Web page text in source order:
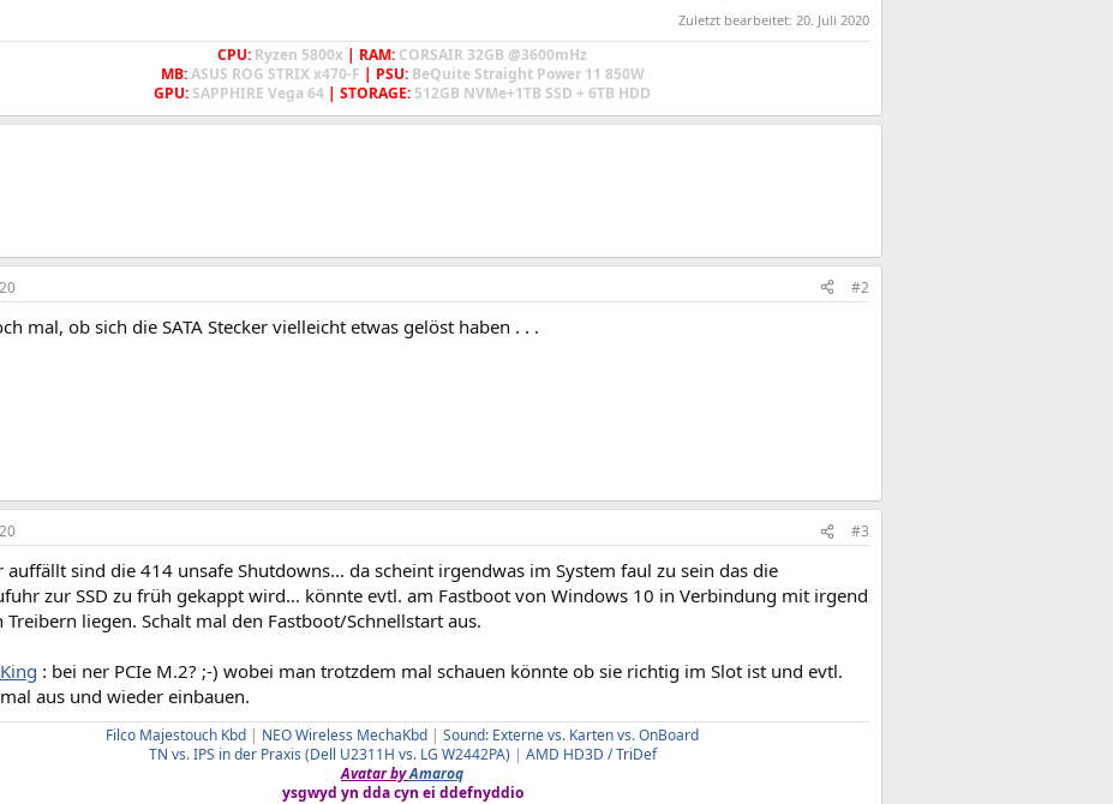
Zuletzt bearbeitet: 20. Juli 2020
CPU: Ryzen 5800x | RAM: CORSAIR 32GB @3600mHz
MB:ASUS ROG STRIX x470-F | PSU: BeQuite Straight Power 11 850W
GPU: SAPPHIRE Vega 64 | STORAGE: 512GB NVMe+1TB SSD + 6TB HDD
#2
mal, ob sich die SATA Stecker vielleicht etwas gelöst haben . . .
#3
auffällt sind die 414 unsafe Shutdowns... da scheint irgendwas im System faul zu sein das die
zur SSD zu früh gekappt wird... könnte evtl. am Fastboot von Windows 10 in Verbindung mit irgend
Treibern liegen. Schalt mal den Fastboot/Schnellstart aus.
: bei ner PCIe M.2? ;-) wobei man trotzdem mal schauen könnte ob sie richtig im Slot ist und evtl.
aus und wieder einbauen.
Filco Majestouch Kbd | NEO Wireless MechaKbd | Sound: Externe vs. Karten vs. OnBoard
TN vs. IPS in der Praxis (Dell U2311H vs. LG W2442PA) | AMD HD3D / TriDef
Avatar byAmaroq
ysgwyd yn dda cyn ei ddefnyddio